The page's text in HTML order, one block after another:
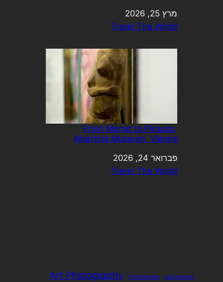
תאריך
מרץ 25, 2026
בהקשר ל-
Travel The World
From Monet to Picasso,
Albertina Museum, Vienna
תאריך
פברואר 24, 2026
בהקשר ל-
Travel The World
Amsterdam
Architecture
Art Photography